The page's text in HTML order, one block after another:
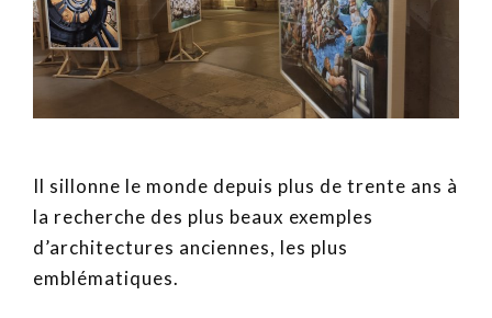
Il sillonne le monde depuis plus de trente ans à
la recherche des plus beaux exemples
d’architectures anciennes, les plus
emblématiques.